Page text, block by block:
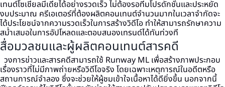
เทนต์โซเชียลมีเดียได้อย่างรวดเร็ว ไม่ต้องรอทีมโปรดักชั่นและประหยัด
งบประมาณ ครีเอเตอร์ที่ต้องผลิตคอนเทนต์จำนวนมากในเวลาจำกัดจะ
ได้ประโยชน์จากความรวดเร็วในการสร้างวิดีโอ ทำให้สามารถรักษาความ
สม่ำเสมอในการอัปโหลดและตอบสนองเทรนด์ได้ทันท่วงที
สื่อมวลชนและผู้ผลิตคอนเทนต์สารคดี
วงการข่าวและสารคดีสามารถใช้ Runway ML เพื่อสร้างภาพประกอบ
เรื่องราวที่ไม่มีภาพถ่ายหรือวิดีโอจริง โดยเฉพาะเหตุการณ์ในอดีตหรือ
สถานการณ์จำลอง ซึ่งจะช่วยให้ผู้ชมเข้าใจเนื้อหาได้ดียิ่งขึ้น นอกจากนี้